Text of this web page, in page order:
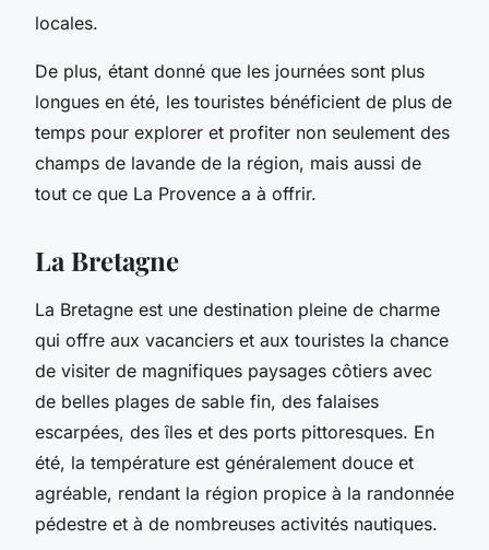
locales.
De plus, étant donné que les journées sont plus
longues en été, les touristes bénéficient de plus de
temps pour explorer et profiter non seulement des
champs de lavande de la région, mais aussi de
tout ce que La Provence a à offrir.
La Bretagne
La Bretagne est une destination pleine de charme
qui offre aux vacanciers et aux touristes la chance
de visiter de magnifiques paysages côtiers avec
de belles plages de sable fin, des falaises
escarpées, des îles et des ports pittoresques. En
été, la température est généralement douce et
agréable, rendant la région propice à la randonnée
pédestre et à de nombreuses activités nautiques.